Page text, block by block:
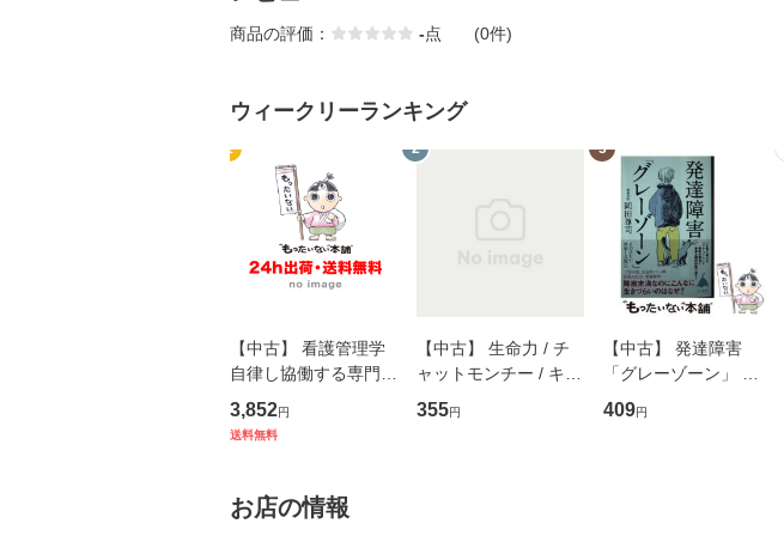
商品の評価： -点 (0件)
ウィークリーランキング
1
【中古】 看護管理学
自律し協働する専門職
の看護マネジメントス
キル 改訂第3版 (看護
堂 [単行
3,852円
送料無料
2
【中古】 生命力 / チ
ャットモンチー / キュ
ーンレコード [CD]
【メール便送料無料】
355円
3
【中古】 発達障害
「グレーゾーン」 そ
の正しい理解と克服法
(SB新書 572) / 岡田尊
409円
お店の情報